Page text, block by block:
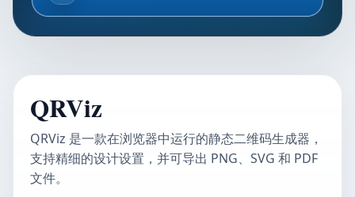
QRViz
QRViz 是一款在浏览器中运行的静态二维码生成器，
支持精细的设计设置，并可导出 PNG、SVG 和 PDF
文件。